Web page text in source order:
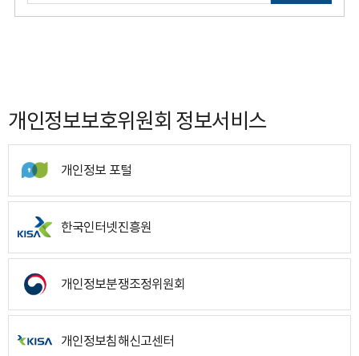
개인정보보호위원회 정보서비스
개인정보 포털
한국인터넷진흥원
개인정보분쟁조정위원회
개인정보침해신고센터